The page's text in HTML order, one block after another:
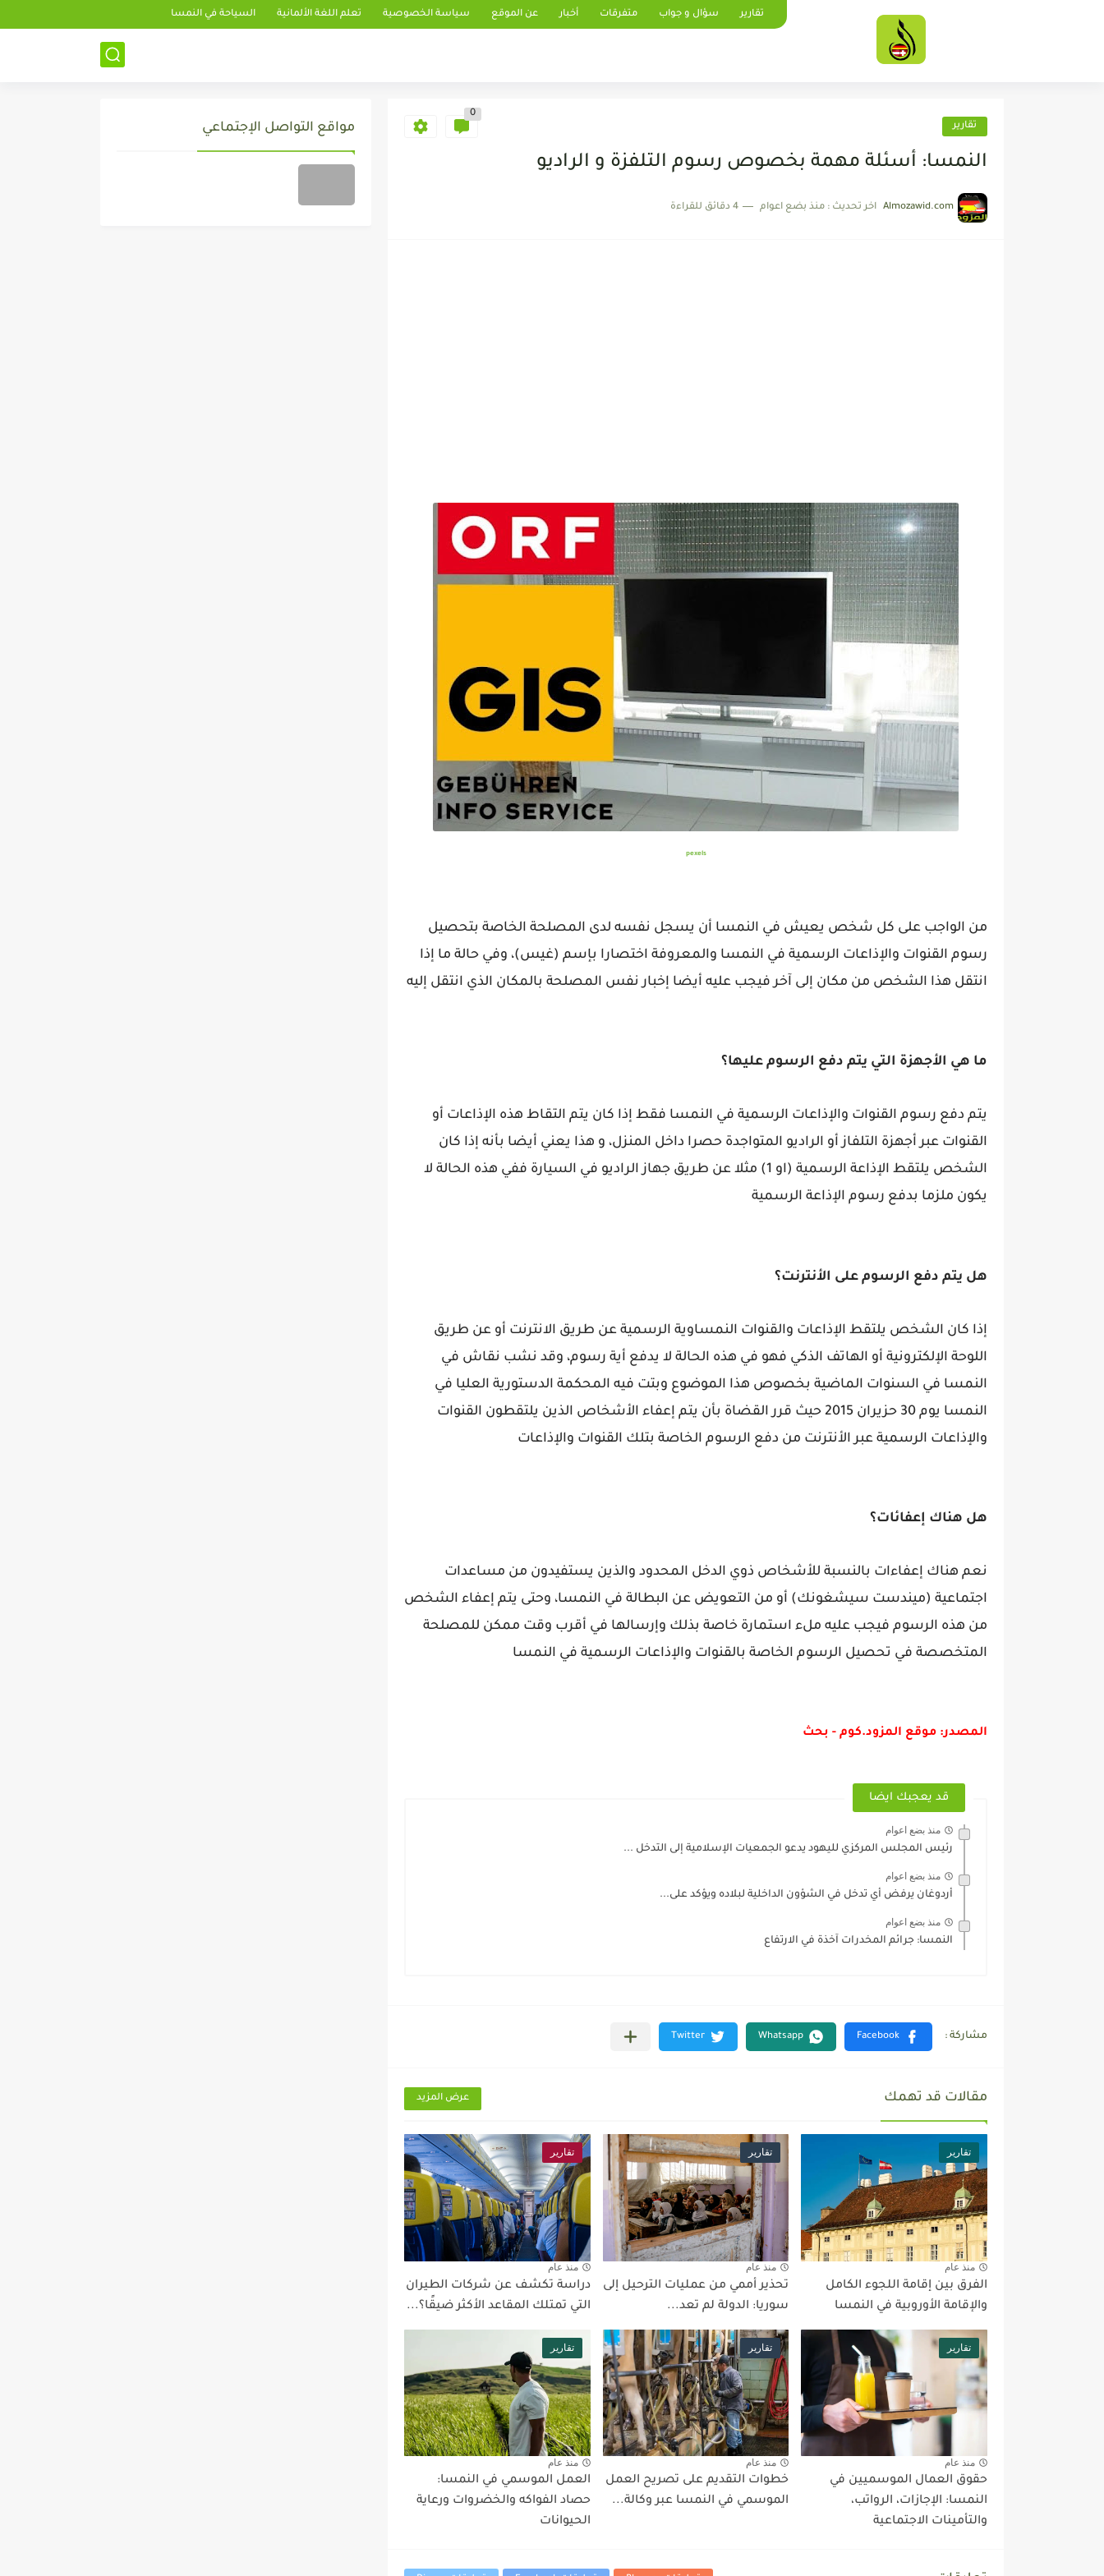
تقارير سؤال و جواب متفرقات أخبار عن الموقع سياسة الخصوصية تعلم اللغة الألمانية السياحة في النمسا
تقارير
0
النمسا: أسئلة مهمة بخصوص رسوم التلفزة و الراديو
Almozawid.com اخر تحديث : منذ بضع اعوام 4 دقائق للقراءة
pexels
من الواجب على كل شخص يعيش في النمسا أن يسجل نفسه لدى المصلحة الخاصة بتحصيل
رسوم القنوات والإذاعات الرسمية في النمسا والمعروفة اختصارا بإسم (غيس)، وفي حالة ما إذا
انتقل هذا الشخص من مكان إلى آخر فيجب عليه أيضا إخبار نفس المصلحة بالمكان الذي انتقل إليه
ما هي الأجهزة التي يتم دفع الرسوم عليها؟
يتم دفع رسوم القنوات والإذاعات الرسمية في النمسا فقط إذا كان يتم التقاط هذه الإذاعات أو
القنوات عبر أجهزة التلفاز أو الراديو المتواجدة حصرا داخل المنزل، و هذا يعني أيضا بأنه إذا كان
الشخص يلتقط الإذاعة الرسمية (او 1) مثلا عن طريق جهاز الراديو في السيارة ففي هذه الحالة لا
يكون ملزما بدفع رسوم الإذاعة الرسمية
هل يتم دفع الرسوم على الأنترنت؟
إذا كان الشخص يلتقط الإذاعات والقنوات النمساوية الرسمية عن طريق الانترنت أو عن طريق
اللوحة الإلكترونية أو الهاتف الذكي فهو في هذه الحالة لا يدفع أية رسوم، وقد نشب نقاش في
النمسا في السنوات الماضية بخصوص هذا الموضوع وبتت فيه المحكمة الدستورية العليا في
النمسا يوم 30 حزيران 2015 حيث قرر القضاة بأن يتم إعفاء الأشخاص الذين يلتقطون القنوات
والإذاعات الرسمية عبر الأنترنت من دفع الرسوم الخاصة بتلك القنوات والإذاعات
هل هناك إعفائات؟
نعم هناك إعفاءات بالنسبة للأشخاص ذوي الدخل المحدود والذين يستفيدون من مساعدات
اجتماعية (ميندست سيشغونك) أو من التعويض عن البطالة في النمسا، وحتى يتم إعفاء الشخص
من هذه الرسوم فيجب عليه ملء استمارة خاصة بذلك وإرسالها في أقرب وقت ممكن للمصلحة
المتخصصة في تحصيل الرسوم الخاصة بالقنوات والإذاعات الرسمية في النمسا
المصدر: موقع المزود.كوم - بحث
قد يعجبك ايضا
منذ بضع اعوام
رئيس المجلس المركزي لليهود يدعو الجمعيات الإسلامية إلى التدخل ...
منذ بضع اعوام
أردوغان يرفض أي تدخل في الشؤون الداخلية لبلاده ويؤكد على...
منذ بضع اعوام
النمسا: جرائم المخدرات آخذة في الارتفاع
مقالات قد تهمك عرض المزيد
تقارير
منذ عام
الفرق بين إقامة اللجوء الكامل
والإقامة الأوروبية في النمسا
تقارير
منذ عام
تحذير أممي من عمليات الترحيل إلى
سوريا: الدولة لم تعد...
تقارير
منذ عام
دراسة تكشف عن شركات الطيران
التي تمتلك المقاعد الأكثر ضيقًا؟...
تقارير
منذ عام
حقوق العمال الموسميين في
النمسا: الإجازات، الرواتب،
والتأمينات الاجتماعية
تقارير
منذ عام
خطوات التقديم على تصريح العمل
الموسمي في النمسا عبر وكالة...
تقارير
منذ عام
العمل الموسمي في النمسا:
حصاد الفواكه والخضروات ورعاية
الحيوانات
مواقع التواصل الإجتماعي